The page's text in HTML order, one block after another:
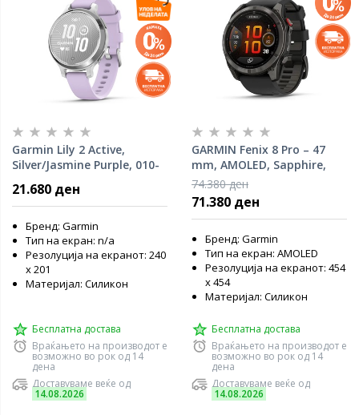
Garmin Lily 2 Active,
Silver/Jasmine Purple, 010-
21.680 ден
Бренд: Garmin
Тип на екран: n/a
Резолуција на екранот: 240
x 201
Материјал: Силикон
Бесплатна достава
Враќањето на производот е
возможно во рок од 14
дена
Доставуваме веќе од
14.08.2026
GARMIN Fenix 8 Pro – 47
mm, AMOLED, Sapphire,
Carbon Gray DLC Titanium,
Black/Pebble Gray Silicone
Band, 010-03198-01
74.380 ден
71.380 ден
Бренд: Garmin
Тип на екран: AMOLED
Резолуција на екранот: 454
x 454
Материјал: Силикон
Бесплатна достава
Враќањето на производот е
возможно во рок од 14
дена
Доставуваме веќе од
14.08.2026